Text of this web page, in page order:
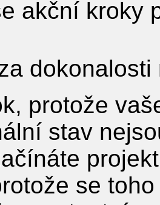
akční kroky
protože
stav
se